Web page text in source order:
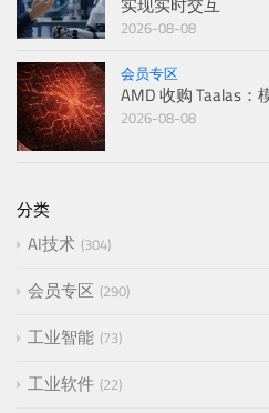
2026-08-08
会员专区
AMD 收购 Taalas
2026-08-08
分类
AI技术 304
会员专区 290
工业智能 73
工业软件 22